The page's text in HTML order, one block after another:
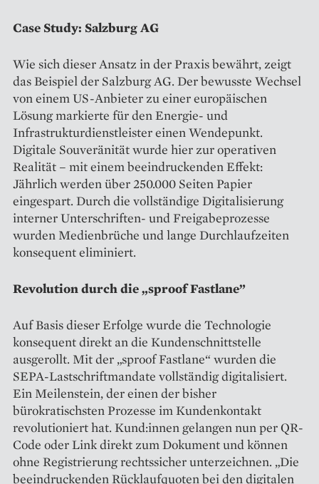
Case Study: Salzburg AG
Wie sich dieser Ansatz in der Praxis bewährt, zeigt
das Beispiel der Salzburg AG. Der bewusste Wechsel
von einem US-Anbieter zu einer europäischen
Lösung markierte für den Energie- und
Infrastrukturdienstleister einen Wendepunkt.
Digitale Souveränität wurde hier zur operativen
Realität – mit einem beeindruckenden Effekt:
Jährlich werden über 250.000 Seiten Papier
eingespart. Durch die vollständige Digitalisierung
interner Unterschriften- und Freigabeprozesse
wurden Medienbrüche und lange Durchlaufzeiten
konsequent eliminiert.
Revolution durch die „sproof Fastlane”
Auf Basis dieser Erfolge wurde die Technologie
konsequent direkt an die Kundenschnittstelle
ausgerollt. Mit der „sproof Fastlane“ wurden die
SEPA-Lastschriftmandate vollständig digitalisiert.
Ein Meilenstein, der einen der bisher
bürokratischsten Prozesse im Kundenkontakt
revolutioniert hat. Kund:innen gelangen nun per QR-
Code oder Link direkt zum Dokument und können
ohne Registrierung rechtssicher unterzeichnen. „Die
beeindruckenden Rücklaufquoten bei den digitalen